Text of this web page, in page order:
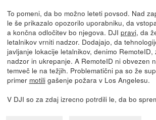
To pomeni, da bo možno leteti povsod. Nad
le še prikazalo opozorilo uporabniku, da
a končna odločitev bo njegova. DJI pravi, da
letalnikov vrniti nadzor. Dodajajo, da
javljanje lokacije letalnikov, denimo RemoteID,
nadzor in ukrepanje. A RemoteID ni obvezen
temveč le na težjih. Problematični pa so že
primer motiligašenje požara v Los Angelesu.
V DJI so za zdaj izrecno potrdili le, da bo